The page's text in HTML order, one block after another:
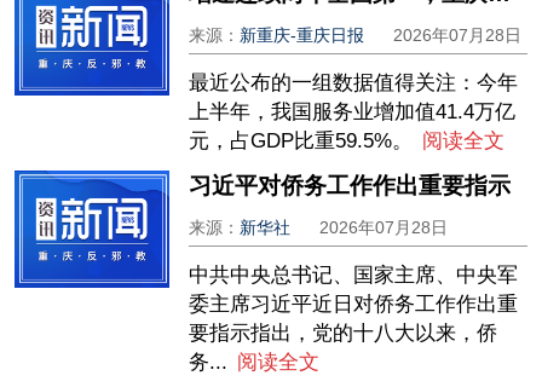
来源： 新重庆-重庆日报 2026年07月28日
最近公布的一组数据值得关注：今年
上半年，我国服务业增加值41.4万亿
元，占GDP比重59.5%。
阅读全文
习近平对侨务工作作出重要指示
来源： 新华社 2026年07月28日
中共中央总书记、国家主席、中央军
委主席习近平近日对侨务工作作出重
要指示指出，党的十八大以来，侨
务... 阅读全文